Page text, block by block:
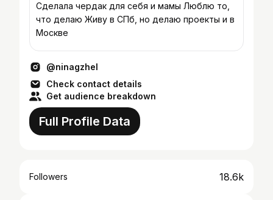
Сделала чердак для себя и мамы Люблю то,
что делаю Живу в СПб, но делаю проекты и в
Москве
@ninagzhel
Check contact details
Get audience breakdown
Full Profile Data
Followers 18.6k